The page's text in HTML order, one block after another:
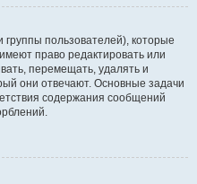
пользователей), которые
право редактировать или
перемещать, удалять и
они отвечают. Основные задачи
содержания сообщений